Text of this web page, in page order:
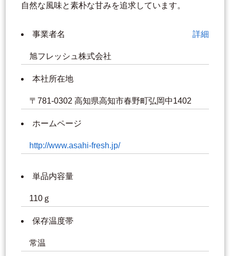
自然な風味と素朴な甘みを追求しています。
事業者名 詳細
旭フレッシュ株式会社
本社所在地
〒781-0302 高知県高知市春野町弘岡中1402
ホームページ
http://www.asahi-fresh.jp/
単品内容量
110ｇ
保存温度帯
常温